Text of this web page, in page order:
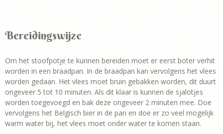
Bereidingswijze
Om het stoofpotje te kunnen bereiden moet er eerst boter verhit
worden in een braadpan. In de braadpan kan vervolgens het vlees
worden gedaan. Het vlees moet bruin gebakken worden, dit duurt
ongeveer 5 tot 10 minuten. Als dit klaar is kunnen de sjalotjes
worden toegevoegd en bak deze ongeveer 2 minuten mee. Doe
vervolgens het Belgisch bier in de pan en doe er zo veel mogelijk
warm water bij, het vlees moet onder water te komen staan.